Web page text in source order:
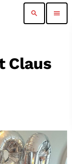
search menu
Claus